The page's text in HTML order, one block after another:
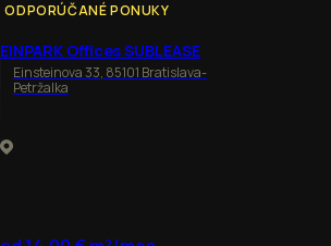
ODPORÚČANÉ PONUKY
EINPARK Offices SUBLEASE
Einsteinova 33, 85101 Bratislava-
Petržalka